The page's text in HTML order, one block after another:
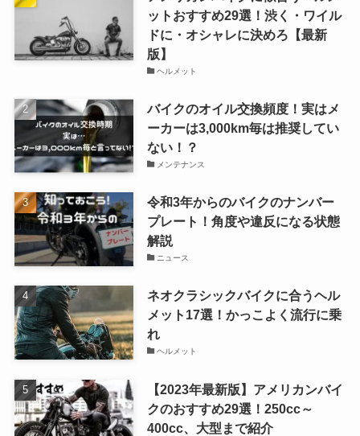
ットおすすめ29選！渋く・ワイル
ドに・オシャレに決めろ【最新
版】
ヘルメット
バイクのオイル交換頻度！実はメ
ーカーは3,000km毎は推奨してい
ない！？
メンテナンス
令和3年からのバイクのナンバー
プレート！角度や違反になる状態
解説
ニュース
ネオクラシックバイクに合うヘル
メット17選！かっこよく流行に乗
れ
ヘルメット
【2023年最新版】アメリカンバイ
クのおすすめ29選！250cc～
400cc、大型まで紹介